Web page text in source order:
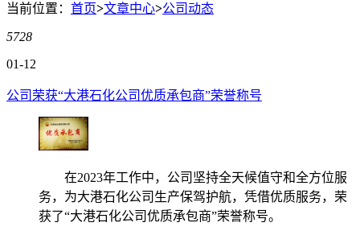
当前位置： 首页>文章中心>公司动态
5728
01-12
公司荣获“大港石化公司优质承包商”荣誉称号
在2023年工作中，公司坚持全天候值守和全方位服
务，为大港石化公司生产保驾护航，凭借优质服务，荣
获了“大港石化公司优质承包商”荣誉称号。